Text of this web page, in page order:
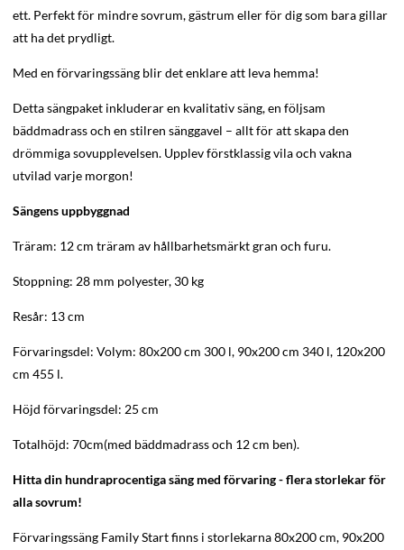
ett. Perfekt för mindre sovrum, gästrum eller för dig som bara gillar
att ha det prydligt.
Med en förvaringssäng blir det enklare att leva hemma!
Detta sängpaket inkluderar en kvalitativ säng, en följsam
bäddmadrass och en stilren sänggavel – allt för att skapa den
drömmiga sovupplevelsen. Upplev förstklassig vila och vakna
utvilad varje morgon!
Sängens uppbyggnad
Träram: 12 cm träram av hållbarhetsmärkt gran och furu.
Stoppning: 28 mm polyester, 30 kg
Resår: 13 cm
Förvaringsdel: Volym: 80x200 cm 300 l, 90x200 cm 340 l, 120x200
cm 455 l.
Höjd förvaringsdel: 25 cm
Totalhöjd: 70cm(med bäddmadrass och 12 cm ben).
Hitta din hundraprocentiga säng med förvaring - flera storlekar för
alla sovrum!
Förvaringssäng Family Start finns i storlekarna 80x200 cm, 90x200